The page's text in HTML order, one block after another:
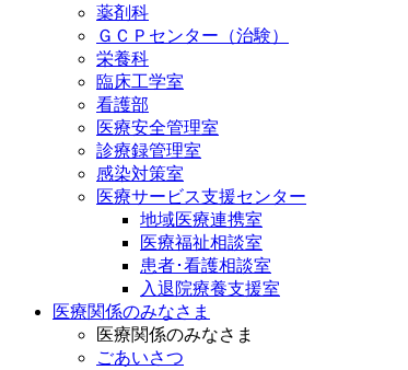
薬剤科
ＧＣＰセンター（治験）
栄養科
臨床工学室
看護部
医療安全管理室
診療録管理室
感染対策室
医療サービス支援センター
地域医療連携室
医療福祉相談室
患者･看護相談室
入退院療養支援室
医療関係のみなさま
医療関係のみなさま
ごあいさつ